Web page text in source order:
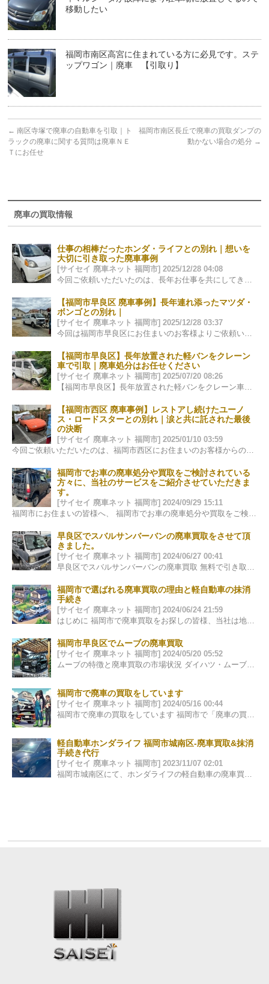
移動したい
福岡市南区高宮に住まれている方に必見です。ステ
ップワゴン｜廃車 【引取り】
← 南区寺塚で廃車の自動車を引取｜ト
ラックの廃車に関する質問は廃車ＮＥ
Ｔにお任せ
福岡市南区長丘で廃車の買取ダンプの
動かない場合の処分 →
廃車の買取情報
仕事の相棒だったホンダ・ライフとの別れ｜想いを
大切に引き取った廃車事例
[サイセイ 廃車ネット 福岡市] 2025/12/28 04:08
【福岡市早良区 廃車事例】長年連れ添ったマツダ・
ボンゴとの別れ｜
[サイセイ 廃車ネット 福岡市] 2025/12/28 03:37
【福岡市早良区】長年放置された軽バンをクレーン
車で引取｜廃車処分はお任せください
[サイセイ 廃車ネット 福岡市] 2025/07/20 08:26
【福岡市西区 廃車事例】レストアし続けたユーノ
ス・ロードスターとの別れ｜涙と共に託された最後
の決断
[サイセイ 廃車ネット 福岡市] 2025/01/10 03:59
福岡市でお車の廃車処分や買取をご検討されている
方々に、当社のサービスをご紹介させていただきま
す。
[サイセイ 廃車ネット 福岡市] 2024/09/29 15:11
早良区でスバルサンバーバンの廃車買取をさせて頂
きました。
[サイセイ 廃車ネット 福岡市] 2024/06/27 00:41
福岡市で選ばれる廃車買取の理由と軽自動車の抹消
手続き
[サイセイ 廃車ネット 福岡市] 2024/06/24 21:59
福岡市早良区でムーブの廃車買取
[サイセイ 廃車ネット 福岡市] 2024/05/20 05:52
福岡市で廃車の買取をしています
[サイセイ 廃車ネット 福岡市] 2024/05/16 00:44
軽自動車ホンダライフ 福岡市城南区-廃車買取&抹消
手続き代行
[サイセイ 廃車ネット 福岡市] 2023/11/07 02:01